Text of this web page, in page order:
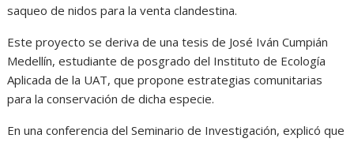
saqueo de nidos para la venta clandestina.
Este proyecto se deriva de una tesis de José Iván Cumpián
Medellín, estudiante de posgrado del Instituto de Ecología
Aplicada de la UAT, que propone estrategias comunitarias
para la conservación de dicha especie.
En una conferencia del Seminario de Investigación, explicó que